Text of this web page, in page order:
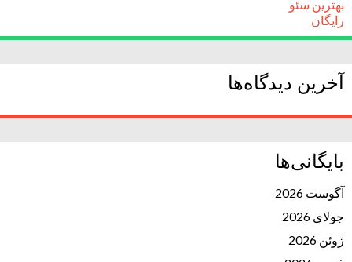
بهترین سئو
رایگان
آخرین دیدگاه‌ها
بایگانی‌ها
آگوست 2026
جولای 2026
ژوئن 2026